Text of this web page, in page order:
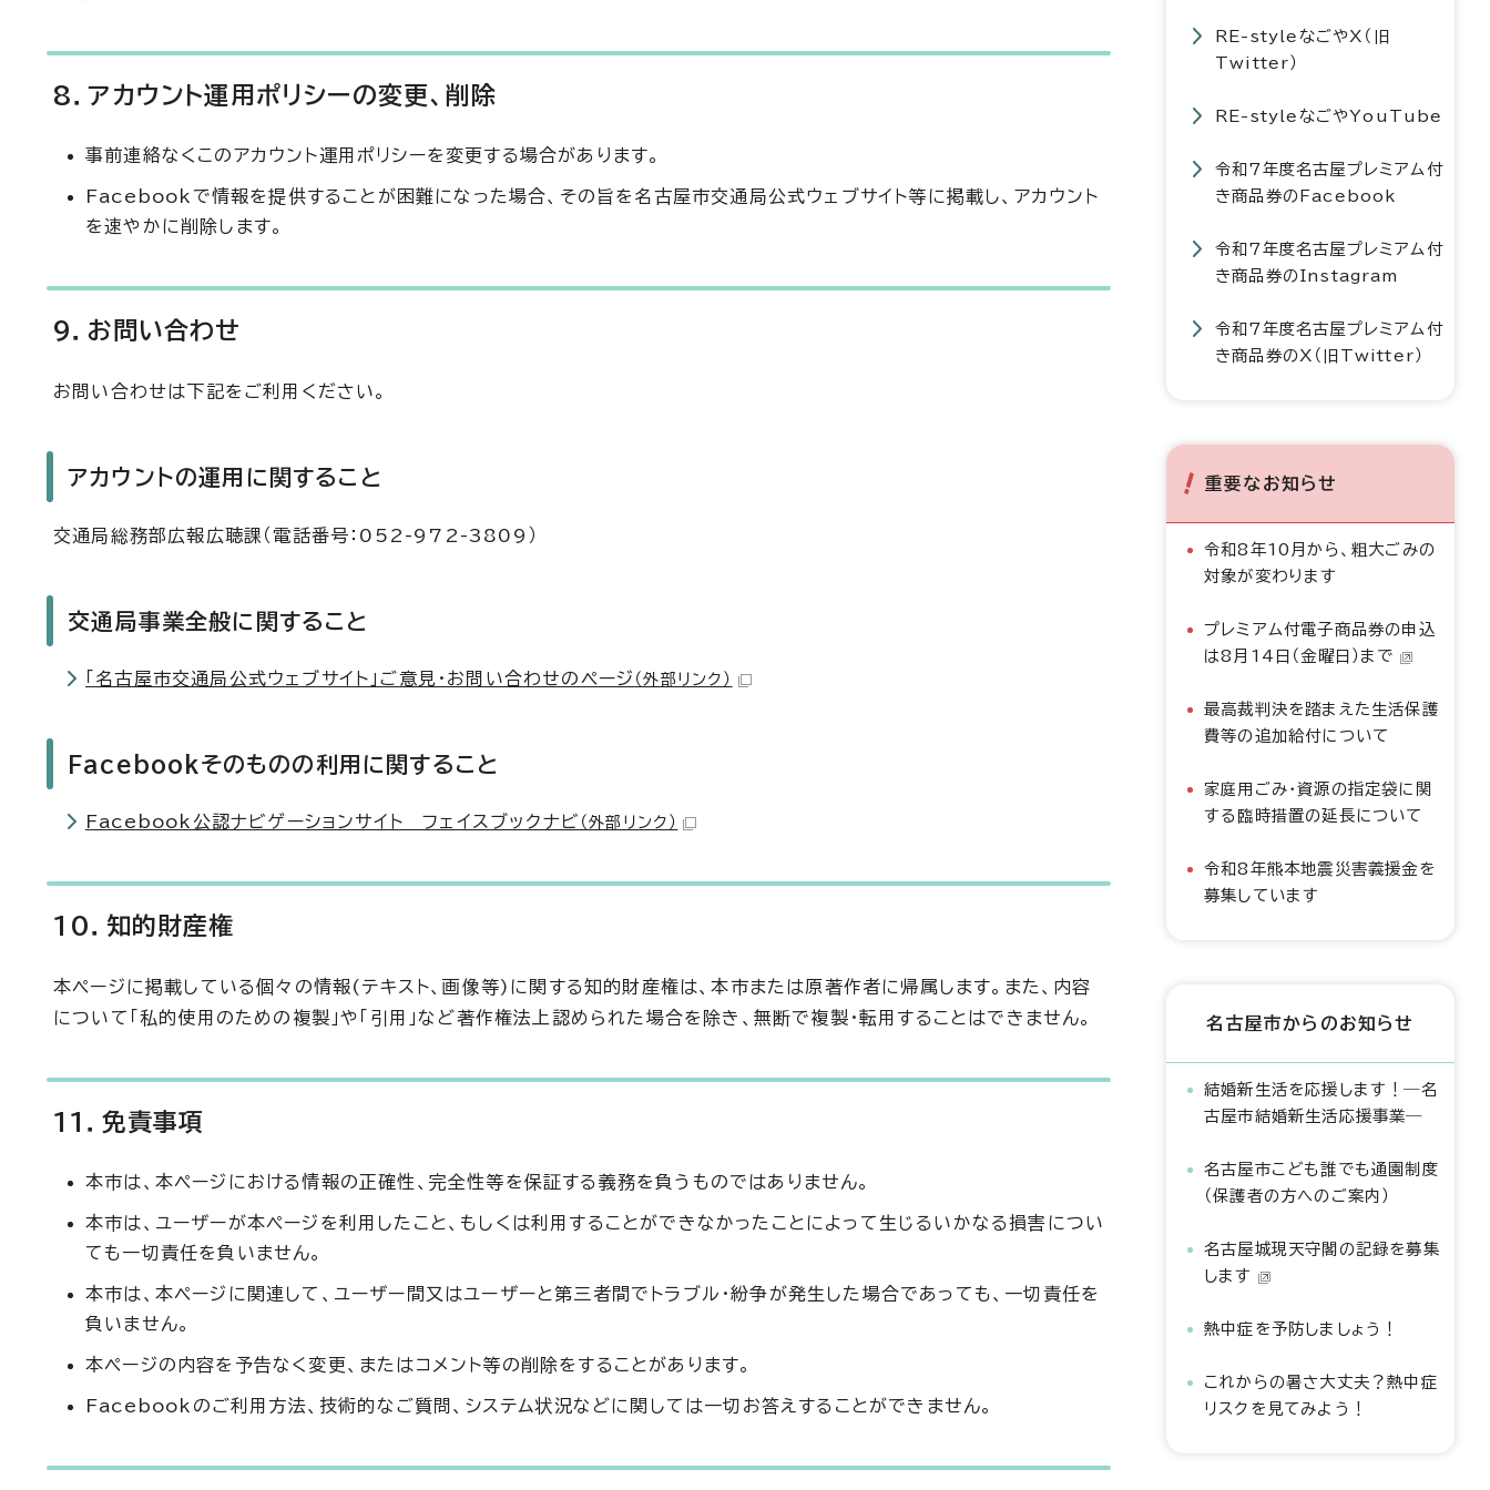
8．アカウント運用ポリシーの変更、削除
事前連絡なくこのアカウント運用ポリシーを変更する場合があります。
Facebookで情報を提供することが困難になった場合、その旨を名古屋市交通局公式ウェブサイト等に掲載し、アカウント
を速やかに削除します。
9．お問い合わせ
お問い合わせは下記をご利用ください。
アカウントの運用に関すること
交通局総務部広報広聴課（電話番号：052-972-3809）
交通局事業全般に関すること
「名古屋市交通局公式ウェブサイト」ご意見・お問い合わせのページ （外部リンク）
Facebookそのものの利用に関すること
Facebook公認ナビゲーションサイト フェイスブックナビ （外部リンク）
10．知的財産権
本ページに掲載している個々の情報(テキスト、画像等)に関する知的財産権は、本市または原著作者に帰属します。また、内容
について「私的使用のための複製」や「引用」など著作権法上認められた場合を除き、無断で複製・転用することはできません。
11．免責事項
本市は、本ページにおける情報の正確性、完全性等を保証する義務を負うものではありません。
本市は、ユーザーが本ページを利用したこと、もしくは利用することができなかったことによって生じるいかなる損害につい
ても一切責任を負いません。
本市は、本ページに関連して、ユーザー間又はユーザーと第三者間でトラブル・紛争が発生した場合であっても、一切責任を
負いません。
本ページの内容を予告なく変更、またはコメント等の削除をすることがあります。
Facebookのご利用方法、技術的なご質問、システム状況などに関しては一切お答えすることができません。
RE-styleなごやX（旧
Twitter）
RE-styleなごやYouTube
令和7年度名古屋プレミアム付
き商品券のFacebook
令和7年度名古屋プレミアム付
き商品券のInstagram
令和7年度名古屋プレミアム付
き商品券のX（旧Twitter）
重要なお知らせ
令和8年10月から、粗大ごみの
対象が変わります
プレミアム付電子商品券の申込
は8月14日（金曜日）まで
最高裁判決を踏まえた生活保護
費等の追加給付について
家庭用ごみ・資源の指定袋に関
する臨時措置の延長について
令和8年熊本地震災害義援金を
募集しています
名古屋市からのお知らせ
結婚新生活を応援します！―名
古屋市結婚新生活応援事業―
名古屋市こども誰でも通園制度
（保護者の方へのご案内）
名古屋城現天守閣の記録を募集
します
熱中症を予防しましょう！
これからの暑さ大丈夫？熱中症
リスクを見てみよう！